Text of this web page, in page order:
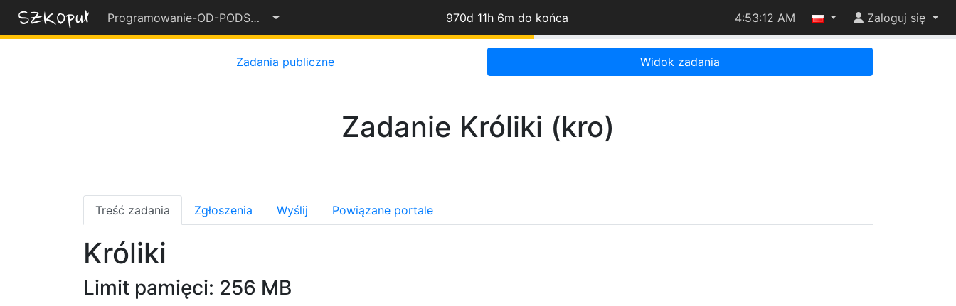
Programowanie-OD-PODSTAW-2022-23 970d 11h 6m do końca
55%
4:53:12 AM Zaloguj się
Zadania publiczne Widok zadania
Zadanie Króliki (kro)
Treść zadania Zgłoszenia Wyślij Powiązane portale
Króliki
Limit pamięci: 256 MB